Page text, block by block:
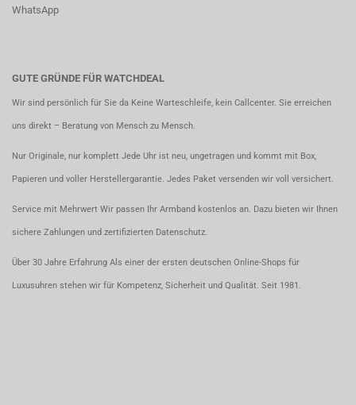
WhatsApp
GUTE GRÜNDE FÜR WATCHDEAL
Wir sind persönlich für Sie da Keine Warteschleife, kein Callcenter. Sie erreichen
uns direkt – Beratung von Mensch zu Mensch.
Nur Originale, nur komplett Jede Uhr ist neu, ungetragen und kommt mit Box,
Papieren und voller Herstellergarantie. Jedes Paket versenden wir voll versichert.
Service mit Mehrwert Wir passen Ihr Armband kostenlos an. Dazu bieten wir Ihnen
sichere Zahlungen und zertifizierten Datenschutz.
Über 30 Jahre Erfahrung Als einer der ersten deutschen Online-Shops für
Luxusuhren stehen wir für Kompetenz, Sicherheit und Qualität. Seit 1981.